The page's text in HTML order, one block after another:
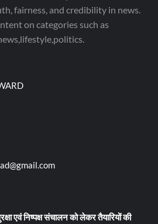
fairness, and credibility in news.
on categories such as
एवं निष्पक्ष संचालन को लेकर तैयारियों की